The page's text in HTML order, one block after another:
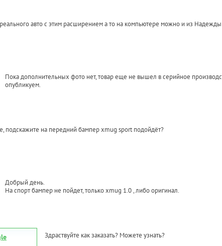
авто с этим расширением а то на компьютере можно и из
Пока дополнительных фото нет, товар еще не вышел в серийное
опубликуем.
подскажите на передний бампер xmug sport подойдёт?
Добрый день.
На спорт бампер не пойдет, только xmug 1.0 , либо оригинал.
Здраствуйте как заказать? Можете узнать?